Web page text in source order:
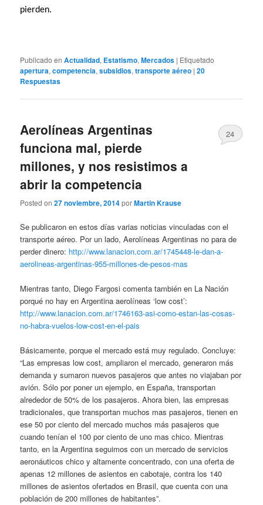
pierden.
Publicado en Actualidad, Estatismo,Mercados | Etiquetado
apertura,competencia,subsidios,transporte aéreo |20
Respuestas
Aerolíneas Argentinas
funciona mal, pierde
millones, y nos resistimos a
abrir la competencia
Posted on27 noviembre, 2014porMartin Krause
24
Se publicaron en estos días varias noticias vinculadas con el
transporte aéreo. Por un lado, Aerolíneas Argentinas no para de
perder dinero: http://www.lanacion.com.ar/1745448-le-dan-a-
aerolineas-argentinas-955-millones-de-pesos-mas
Mientras tanto, Diego Fargosi comenta también en La Nación
porqué no hay en Argentina aerolíneas ‘low cost’:
http://www.lanacion.com.ar/1746163-asi-como-estan-las-cosas-
no-habra-vuelos-low-cost-en-el-pais
Básicamente, porque el mercado está muy regulado. Concluye:
“Las empresas low cost, ampliaron el mercado, generaron más
demanda y sumaron nuevos pasajeros que antes no viajaban por
avión. Sólo por poner un ejemplo, en España, transportan
alrededor de 50% de los pasajeros. Ahora bien, las empresas
tradicionales, que transportan muchos mas pasajeros, tienen en
ese 50 por ciento del mercado muchos más pasajeros que
cuando tenían el 100 por ciento de uno mas chico. Mientras
tanto, en la Argentina seguimos con un mercado de servicios
aeronáuticos chico y altamente concentrado, con una oferta de
apenas 12 millones de asientos en cabotaje, contra los 140
millones de asientos ofertados en Brasil, que cuenta con una
población de 200 millones de habitantes”.